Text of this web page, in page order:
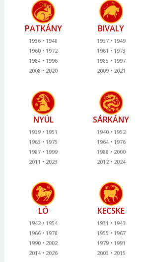
PATKÁNY
1936
1948
1960
1972
1984
1996
2008
2020
BIVALY
1937
1949
1961
1973
1985
1997
2009
2021
NYÚL
1939
1951
1963
1975
1987
1999
2011
2023
SÁRKÁNY
1940
1952
1964
1976
1988
2000
2012
2024
LÓ
1942
1954
1966
1978
1990
2002
2014
2026
KECSKE
1931
1943
1955
1967
1979
1991
2003
2015